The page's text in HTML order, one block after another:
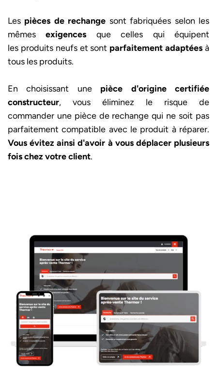
Les pièces de rechange sont fabriquées selon les
mêmesexigences que celles qui équipent
les produits neufs et sont parfaitement adaptées à
tous les produits.
En choisissant une pièce d'origine certifiée
constructeur, vous éliminez le risque de
commander une pièce de rechange qui ne soit pas
parfaitement compatible avec le produit à réparer.
Vous évitez ainsi d'avoir à vous déplacer plusieurs
fois chez votre client.